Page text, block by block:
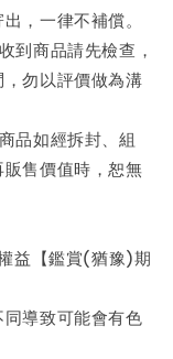
，一律不補償。
到商品請先檢查，
勿以評價做為溝
品如經拆封、組
售價值時，恕無
益【鑑賞(猶豫)期
導致可能會有色